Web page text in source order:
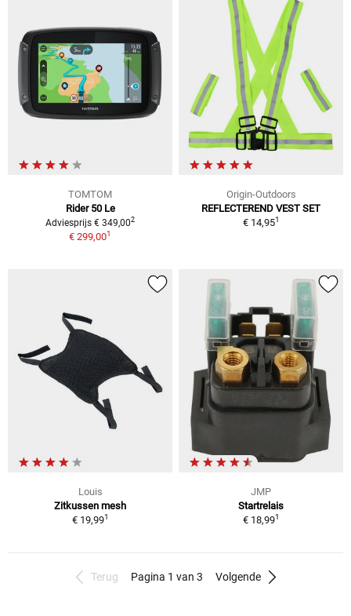
TOMTOM
Rider 50 Le
Adviesprijs € 349,002
€ 299,001
Origin-Outdoors
REFLECTEREND VEST SET
€ 14,951
Louis
Zitkussen mesh
€ 19,991
JMP
Startrelais
€ 18,991
Terug Pagina 1 van 3 Volgende